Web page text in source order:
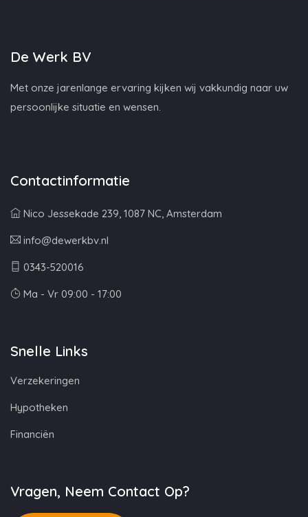
De Werk BV
Met onze jarenlange ervaring kijken wij vakkundig naar uw
persoonlijke situatie en wensen.
Contactinformatie
Nico Jessekade 239, 1087 NC, Amsterdam
info@dewerkbv.nl
0343-520016
Ma - Vr 09:00 - 17:00
Snelle Links
Verzekeringen
Hypotheken
Financiën
Vragen, Neem Contact Op?